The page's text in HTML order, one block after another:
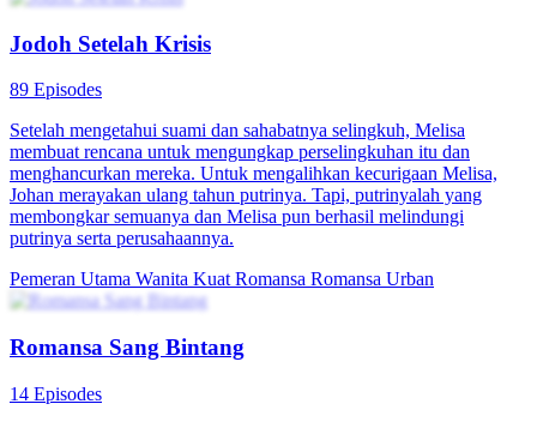
Jodoh Setelah Krisis
89 Episodes
Setelah mengetahui suami dan sahabatnya selingkuh, Melisa
membuat rencana untuk mengungkap perselingkuhan itu dan
menghancurkan mereka. Untuk mengalihkan kecurigaan Melisa,
Johan merayakan ulang tahun putrinya. Tapi, putrinyalah yang
membongkar semuanya dan Melisa pun berhasil melindungi
putrinya serta perusahaannya.
Pemeran Utama Wanita KuatRomansa Romansa Urban
Romansa Sang Bintang
14 Episodes